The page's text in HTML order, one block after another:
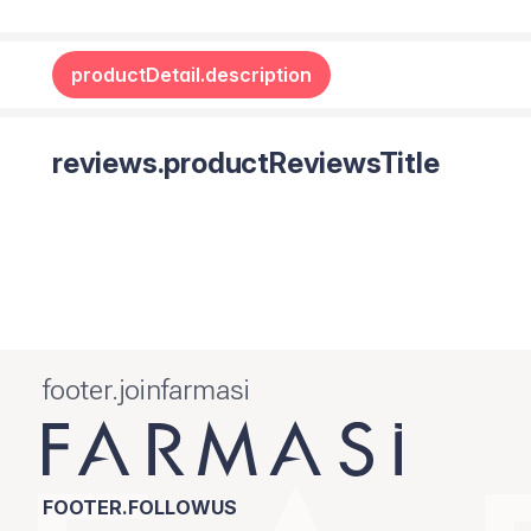
productDetail.description
reviews.productReviewsTitle
footer.joinfarmasi
FOOTER.FOLLOWUS